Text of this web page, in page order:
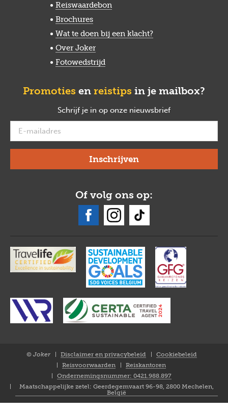
Reiswaardebon
Brochures
Wat te doen bij een klacht?
Over Joker
Fotowedstrijd
Promoties en reistips in je mailbox?
Schrijf je in op onze nieuwsbrief
Of volg ons op:
© Joker
Disclaimer en privacybeleid
Cookiebeleid
Reisvoorwaarden
Reiskantoren
Ondernemingsnummer: 0421.988.897
Maatschappelijke zetel: Geerdegemvaart 96-98, 2800 Mechelen,
België